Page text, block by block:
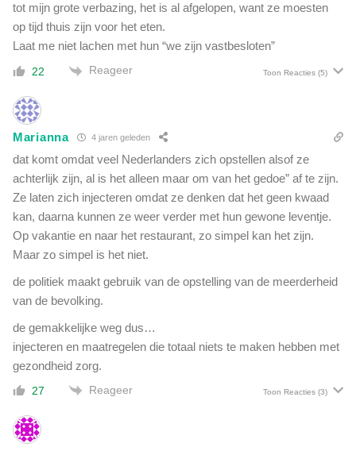
tot mijn grote verbazing, het is al afgelopen, want ze moesten
op tijd thuis zijn voor het eten.
Laat me niet lachen met hun “we zijn vastbesloten”
22 Reageer Toon Reacties (5)
Marianna 4 jaren geleden
dat komt omdat veel Nederlanders zich opstellen alsof ze
achterlijk zijn, al is het alleen maar om van het gedoe” af te zijn.
Ze laten zich injecteren omdat ze denken dat het geen kwaad
kan, daarna kunnen ze weer verder met hun gewone leventje.
Op vakantie en naar het restaurant, zo simpel kan het zijn.
Maar zo simpel is het niet.
de politiek maakt gebruik van de opstelling van de meerderheid
van de bevolking.
de gemakkelijke weg dus…
injecteren en maatregelen die totaal niets te maken hebben met
gezondheid zorg.
27 Reageer Toon Reacties (3)